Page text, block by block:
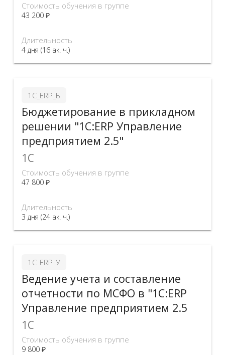
Стоимость обучения в группе
43 200 ₽
Длительность
4 дня (16 ак. ч.)
1С_ERP_Б
Бюджетирование в прикладном
решении "1С:ERP Управление
предприятием 2.5"
1C
Стоимость обучения в группе
47 800 ₽
Длительность
3 дня (24 ак. ч.)
1С_ERP_У
Ведение учета и составление
отчетности по МСФО в "1С:ERP
Управление предприятием 2.5
1C
Стоимость обучения в группе
9 800 ₽